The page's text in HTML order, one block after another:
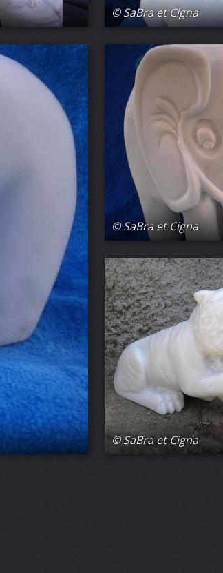
© SaBra et Cigna
© SaBra et Cigna
© SaBra et Cigna